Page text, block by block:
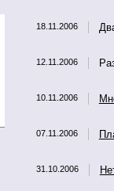
18.11.2006
12.11.2006
10.11.2006
07.11.2006
31.10.2006